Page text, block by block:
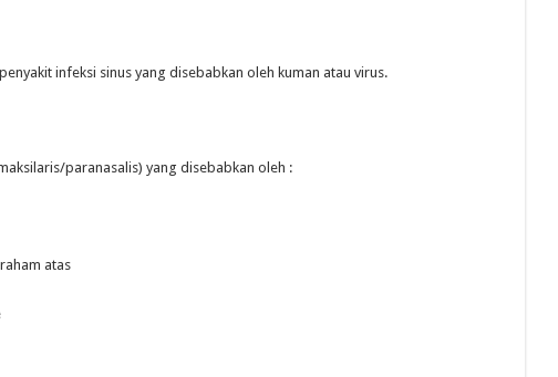
infeksi sinus yang disebabkan oleh kuman atau virus.
paranasalis) yang disebabkan oleh :
atas